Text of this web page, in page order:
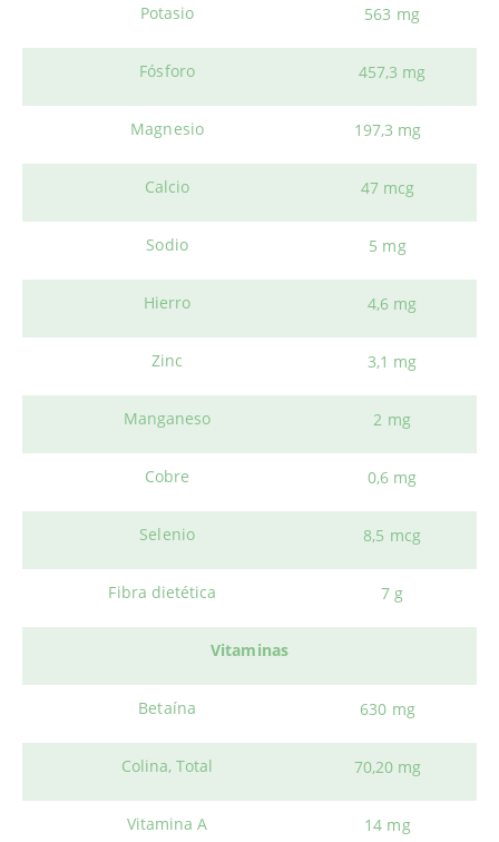
Potasio 563 mg
Fósforo 457,3 mg
Magnesio 197,3 mg
Calcio 47 mcg
Sodio 5 mg
Hierro 4,6 mg
Zinc 3,1 mg
Manganeso 2 mg
Cobre 0,6 mg
Selenio 8,5 mcg
Fibra dietética 7 g
Vitaminas
Betaína 630 mg
Colina, Total 70,20 mg
Vitamina A 14 mg